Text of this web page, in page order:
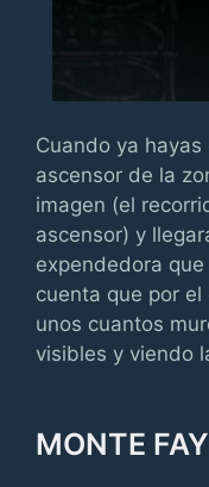
Cuando ya
ascensor de la
imagen (el
ascensor) y
expendedora
cuenta que por
unos cuantos
visibles y viendo
MONTE FAY